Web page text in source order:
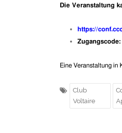
Die Veranstaltung
https://
Zugangscode:
Eine Veranstaltung in
Club
Voltaire